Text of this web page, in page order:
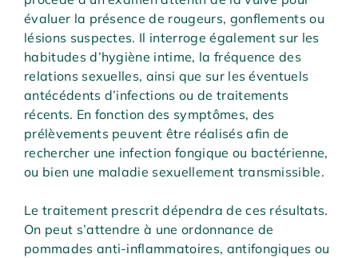
évaluer la présence de rougeurs, gonflements ou
lésions suspectes. Il interroge également sur les
habitudes d’hygiène intime, la fréquence des
relations sexuelles, ainsi que sur les éventuels
antécédents d’infections ou de traitements
récents. En fonction des symptômes, des
prélèvements peuvent être réalisés afin de
rechercher une infection fongique ou bactérienne,
ou bien une maladie sexuellement transmissible.
Le traitement prescrit dépendra de ces résultats.
On peut s’attendre à une ordonnance de
pommades anti-inflammatoires, antifongiques ou